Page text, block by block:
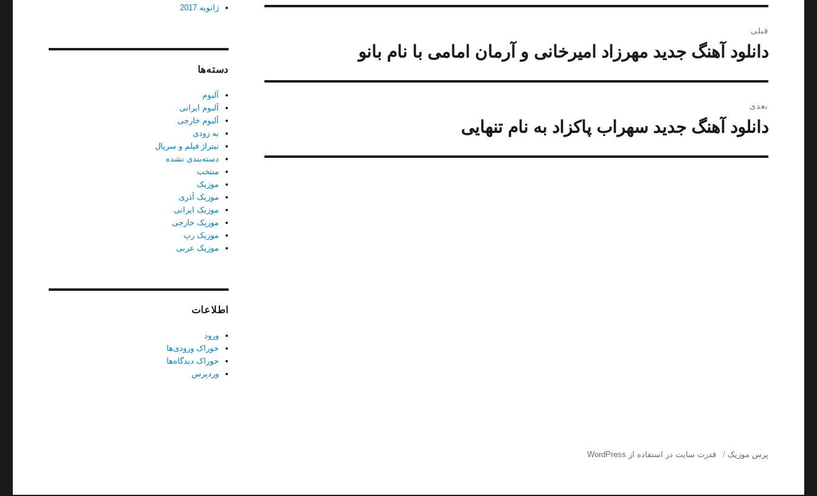
نوشته
قبلی
نوشته
دانلود آهنگ جدید مهرزاد امیرخانی و آرمان امامی با نام بانو
بعدی
نوشته
دانلود آهنگ جدید سهراب پاکزاد به نام تنهایى
ژانویه 2017
دسته‌ها
آلبوم
آلبوم ایرانی
آلبوم خارجی
به زودی
تیتراژ فیلم و سریال
دسته‌بندی نشده
منتخب
موزیک
موزیک آذری
موزیک ایرانی
موزیک خارجی
موزیک رپ
موزیک عربی
اطلاعات
ورود
خوراک ورودی‌ها
خوراک دیدگاه‌ها
وردپرس
پرس موزیک قدرت سایت در استفاده از WordPress